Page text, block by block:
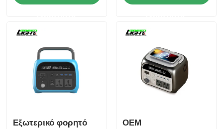
αποθήκευσης
ανάγκη
σταθμό ηλεκτρικής
εξωτερικούς χώρους
Εξωτερικό φορητό
OEM